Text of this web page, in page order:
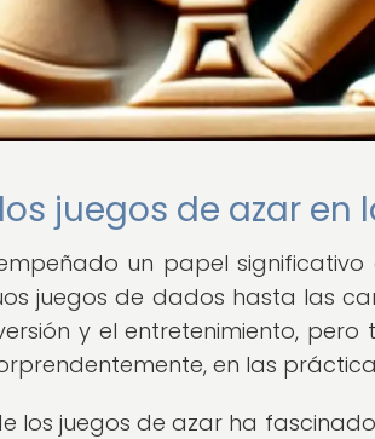
juegos de azar en
un papel
juegos de dados hasta las
y el entretenimiento,
en las
los juegos de azar ha